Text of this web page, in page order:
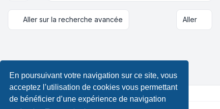
En poursuivant votre navigation sur ce site, vous
acceptez l’utilisation de cookies vous permettant
de bénéficier d’une expérience de navigation
Aller sur la recherche avancée Aller